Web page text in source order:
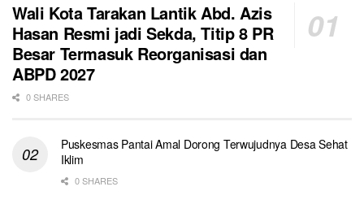
Wali Kota Tarakan Lantik Abd. Azis
Hasan Resmi jadi Sekda, Titip 8 PR
Besar Termasuk Reorganisasi dan
ABPD 2027
0 SHARES
Puskesmas Pantai Amal Dorong Terwujudnya Desa Sehat
Iklim
0 SHARES